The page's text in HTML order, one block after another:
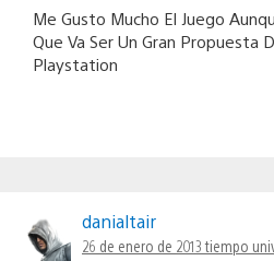
Me Gusto Mucho El Juego
Que Va Ser Un Gran Propuesta
Playstation
danialtair
26 de enero de 2013 tiempo